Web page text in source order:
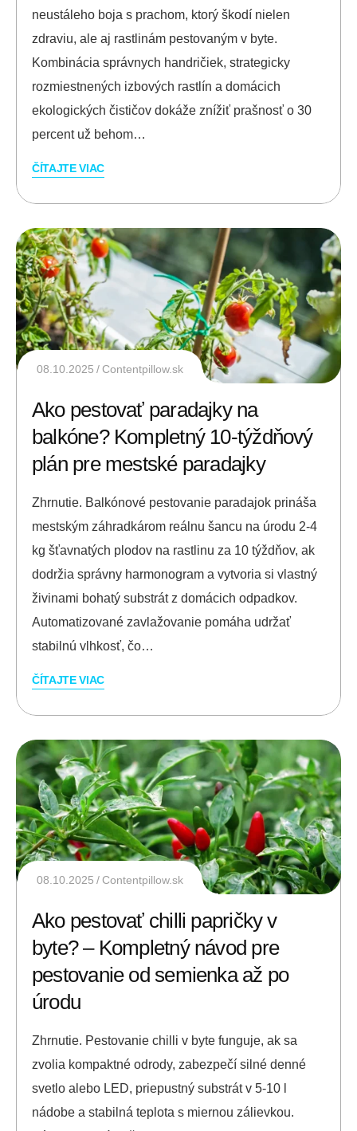
neustáleho boja s prachom, ktorý škodí nielen
zdraviu, ale aj rastlinám pestovaným v byte.
Kombinácia správnych handričiek, strategicky
rozmiestnených izbových rastlín a domácich
ekologických čističov dokáže znížiť prašnosť o 30
percent už behom…
ČÍTAJTE VIAC
08.10.2025 Contentpillow.sk
Ako pestovať paradajky na
balkóne? Kompletný 10-týždňový
plán pre mestské paradajky
Zhrnutie. Balkónové pestovanie paradajok prináša
mestským záhradkárom reálnu šancu na úrodu 2-4
kg šťavnatých plodov na rastlinu za 10 týždňov, ak
dodržia správny harmonogram a vytvoria si vlastný
živinami bohatý substrát z domácich odpadkov.
Automatizované zavlažovanie pomáha udržať
stabilnú vlhkosť, čo…
ČÍTAJTE VIAC
08.10.2025 Contentpillow.sk
Ako pestovať chilli papričky v
byte? – Kompletný návod pre
pestovanie od semienka až po
úrodu
Zhrnutie. Pestovanie chilli v byte funguje, ak sa
zvolia kompaktné odrody, zabezpečí silné denné
svetlo alebo LED, priepustný substrát v 5-10 l
nádobe a stabilná teplota s miernou zálievkou.